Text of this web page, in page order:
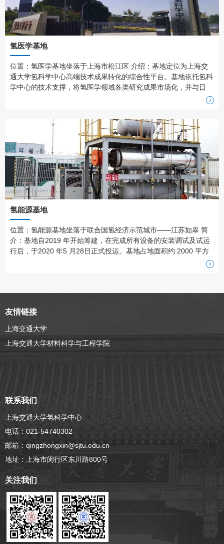
氢医学基地
位置：氢医学基地坐落于上海市松江区 介绍：基地定位为上海交
通大学氢科学中心高端技术成果转化的综合性平台。基地依托氢科
学中心的技术支撑，将氢医学领域各类研究成果市场化，并与日
本、韩国及国内多位院士专家展开合作，研发出多款国际领先水平
等领域。基地拥有多项发明和新型实用专利，整合了现代高科技的
氢能源基地
位置：氢能源基地坐落于联合国氢经济示范城市——江苏如皋 简
介：基地自2019 年开始筹建，在完成所有设备的安装调试及试运
行后，于2020 年5 月28日正式投运。基地占地面积约 2000 平方
米，全基地的设备设施采用露天撬装式安装，分为控制区域和测试
友情链接
上海交通大学
上海交通大学材料科学与工程学院
联系我们
上海交通大学氢科学中心
电话：021-54740302
邮箱：qingzhongxin@sjtu.edu.cn
地址：上海市闵行区东川路800号
关注我们